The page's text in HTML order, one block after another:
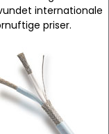
internationale
priser.